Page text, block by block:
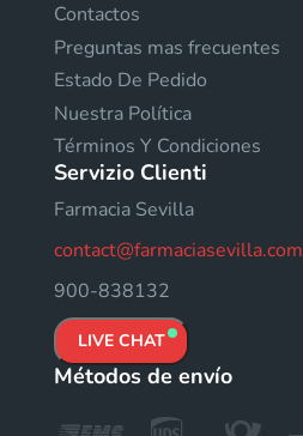
Contactos
Preguntas mas frecuentes
Estado De Pedido
Nuestra Política
Términos Y Condiciones
Servizio Clienti
Farmacia Sevilla
contact@farmaciasevilla.com
900-838132
LIVE CHAT
Métodos de envío